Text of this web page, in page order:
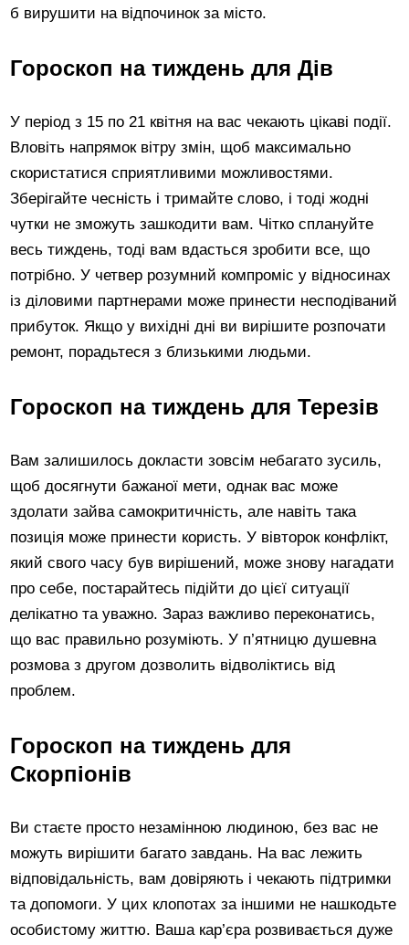
б вирушити на відпочинок за місто.
Гороскоп на тиждень для Дів
У період з 15 по 21 квітня на вас чекають цікаві події.
Вловіть напрямок вітру змін, щоб максимально
скористатися сприятливими можливостями.
Зберігайте чесність і тримайте слово, і тоді жодні
чутки не зможуть зашкодити вам. Чітко сплануйте
весь тиждень, тоді вам вдасться зробити все, що
потрібно. У четвер розумний компроміс у відносинах
із діловими партнерами може принести несподіваний
прибуток. Якщо у вихідні дні ви вирішите розпочати
ремонт, порадьтеся з близькими людьми.
Гороскоп на тиждень для Терезів
Вам залишилось докласти зовсім небагато зусиль,
щоб досягнути бажаної мети, однак вас може
здолати зайва самокритичність, але навіть така
позиція може принести користь. У вівторок конфлікт,
який свого часу був вирішений, може знову нагадати
про себе, постарайтесь підійти до цієї ситуації
делікатно та уважно. Зараз важливо переконатись,
що вас правильно розуміють. У п’ятницю душевна
розмова з другом дозволить відволіктись від
проблем.
Гороскоп на тиждень для
Скорпіонів
Ви стаєте просто незамінною людиною, без вас не
можуть вирішити багато завдань. На вас лежить
відповідальність, вам довіряють і чекають підтримки
та допомоги. У цих клопотах за іншими не нашкодьте
особистому життю. Ваша кар’єра розвивається дуже